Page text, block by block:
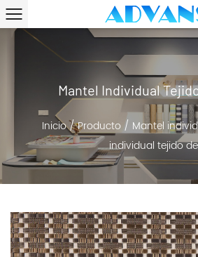
Mantel Individual
Inicio/Producto / Mantel
individual tejido